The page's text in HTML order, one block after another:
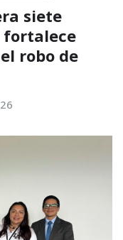
siete
fortalece
robo de